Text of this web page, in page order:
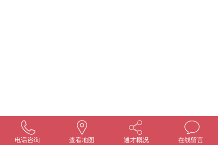
电话咨询 查看地图 通才概况 在线留言